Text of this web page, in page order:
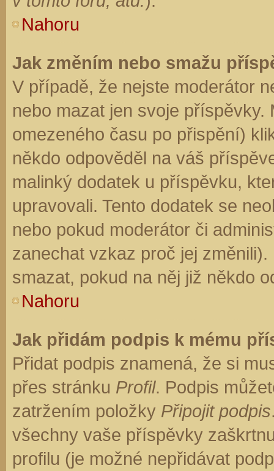
Nahoru
Jak změním nebo smažu
V případě, že nejste moderátor
nebo mazat jen svoje
omezeného času po přispění)
někdo odpověděl na váš
malinký dodatek u příspěvku,
upravovali. Tento dodatek se
nebo pokud moderátor či
zanechat vzkaz proč jej
smazat, pokud na něj již někdo
Nahoru
Jak přidám podpis k mému
Přidat podpis znamená, že si
přes stránku Profil. Podpis
zatržením položky Připojit podpis
všechny vaše příspěvky
profilu (je možné nepřidávat